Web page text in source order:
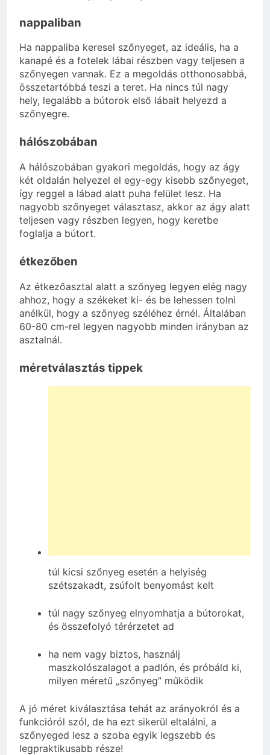
nappaliban
Ha nappaliba keresel szőnyeget, az ideális, ha a
kanapé és a fotelek lábai részben vagy teljesen a
szőnyegen vannak. Ez a megoldás otthonosabbá,
összetartóbbá teszi a teret. Ha nincs túl nagy
hely, legalább a bútorok első lábait helyezd a
szőnyegre.
hálószobában
A hálószobában gyakori megoldás, hogy az ágy
két oldalán helyezel el egy-egy kisebb szőnyeget,
így reggel a lábad alatt puha felület lesz. Ha
nagyobb szőnyeget választasz, akkor az ágy alatt
teljesen vagy részben legyen, hogy keretbe
foglalja a bútort.
étkezőben
Az étkezőasztal alatt a szőnyeg legyen elég nagy
ahhoz, hogy a székeket ki- és be lehessen tolni
anélkül, hogy a szőnyeg széléhez érnél. Általában
60-80 cm-rel legyen nagyobb minden irányban az
asztalnál.
méretválasztás tippek
túl kicsi szőnyeg esetén a helyiség
szétszakadt, zsúfolt benyomást kelt
túl nagy szőnyeg elnyomhatja a bútorokat,
és összefolyó térérzetet ad
ha nem vagy biztos, használj
maszkolószalagot a padlón, és próbáld ki,
milyen méretű „szőnyeg” működik
A jó méret kiválasztása tehát az arányokról és a
funkcióról szól, de ha ezt sikerül eltalálni, a
szőnyeged lesz a szoba egyik legszebb és
legpraktikusabb része!